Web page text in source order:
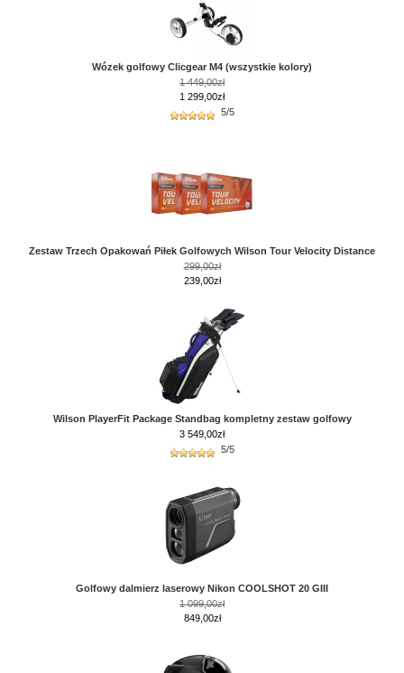
Wózek golfowy Clicgear M4 (wszystkie kolory)
1 449,00zł
1 299,00zł
5/5
Zestaw Trzech Opakowań Piłek Golfowych Wilson Tour Velocity Distance
299,00zł
239,00zł
Wilson PlayerFit Package Standbag kompletny zestaw golfowy
3 549,00zł
5/5
Golfowy dalmierz laserowy Nikon COOLSHOT 20 GIII
1 099,00zł
849,00zł